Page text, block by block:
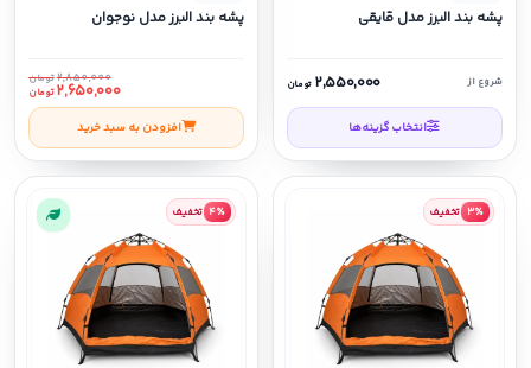
پشه بند البرز مدل قایقی
شروع از ۲,۵۵۰,۰۰۰ تومان
انتخاب گزینه‌ها
پشه بند البرز مدل نوجوان
۲,۸۵۰,۰۰۰تومان
۲,۶۵۰,۰۰۰ تومان
افزودن به سبد خرید
۳٪ تخفیف ۴٪ تخفیف